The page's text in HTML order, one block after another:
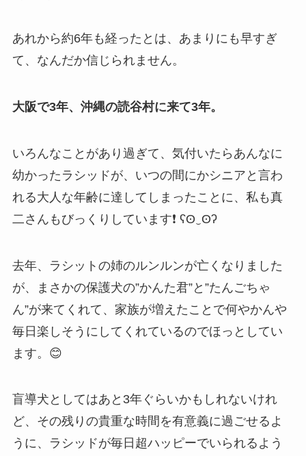
あれから約6年も経ったとは、あまりにも早すぎ
て、なんだか信じられません。
大阪で3年、沖縄の読谷村に来て3年。
いろんなことがあり過ぎて、気付いたらあんなに
幼かったラシッドが、いつの間にかシニアと言わ
れる大人な年齢に達してしまったことに、私も真
二さんもびっくりしています❗️ ʕʘ‿ʘʔ
去年、ラシットの姉のルンルンが亡くなりました
が、まさかの保護犬の”かんた君”と”たんごちゃ
ん”が来てくれて、家族が増えたことで何やかんや
毎日楽しそうにしてくれているのでほっとしてい
ます。😊
盲導犬としてはあと3年ぐらいかもしれないけれ
ど、その残りの貴重な時間を有意義に過ごせるよ
うに、ラシッドが毎日超ハッピーでいられるよう